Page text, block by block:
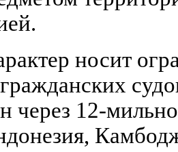
носит
через 12-